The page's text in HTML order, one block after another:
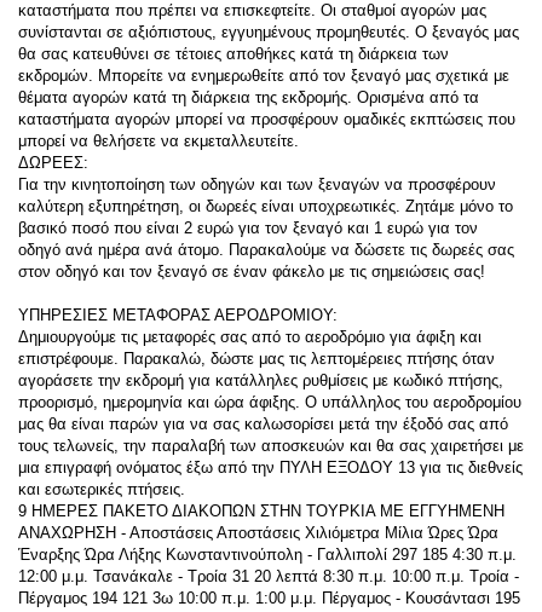
καταστήματα που πρέπει να επισκεφτείτε. Οι σταθμοί αγορών μας
συνίστανται σε αξιόπιστους, εγγυημένους προμηθευτές. Ο ξεναγός μας
θα σας κατευθύνει σε τέτοιες αποθήκες κατά τη διάρκεια των
εκδρομών. Μπορείτε να ενημερωθείτε από τον ξεναγό μας σχετικά με
θέματα αγορών κατά τη διάρκεια της εκδρομής. Ορισμένα από τα
καταστήματα αγορών μπορεί να προσφέρουν ομαδικές εκπτώσεις που
μπορεί να θελήσετε να εκμεταλλευτείτε.
ΔΩΡΕΕΣ:
Για την κινητοποίηση των οδηγών και των ξεναγών να προσφέρουν
καλύτερη εξυπηρέτηση, οι δωρεές είναι υποχρεωτικές. Ζητάμε μόνο το
βασικό ποσό που είναι 2 ευρώ για τον ξεναγό και 1 ευρώ για τον
οδηγό ανά ημέρα ανά άτομο. Παρακαλούμε να δώσετε τις δωρεές σας
στον οδηγό και τον ξεναγό σε έναν φάκελο με τις σημειώσεις σας!
ΥΠΗΡΕΣΙΕΣ ΜΕΤΑΦΟΡΑΣ ΑΕΡΟΔΡΟΜΙΟΥ:
Δημιουργούμε τις μεταφορές σας από το αεροδρόμιο για άφιξη και
επιστρέφουμε. Παρακαλώ, δώστε μας τις λεπτομέρειες πτήσης όταν
αγοράσετε την εκδρομή για κατάλληλες ρυθμίσεις με κωδικό πτήσης,
προορισμό, ημερομηνία και ώρα άφιξης. Ο υπάλληλος του αεροδρομίου
μας θα είναι παρών για να σας καλωσορίσει μετά την έξοδό σας από
τους τελωνείς, την παραλαβή των αποσκευών και θα σας χαιρετήσει με
μια επιγραφή ονόματος έξω από την ΠΥΛΗ ΕΞΟΔΟΥ 13 για τις διεθνείς
και εσωτερικές πτήσεις.
9 ΗΜΕΡΕΣ ΠΑΚΕΤΟ ΔΙΑΚΟΠΩΝ ΣΤΗΝ ΤΟΥΡΚΙΑ ΜΕ ΕΓΓΥΗΜΕΝΗ
ΑΝΑΧΩΡΗΣΗ - Αποστάσεις Αποστάσεις Χιλιόμετρα Μίλια Ώρες Ώρα
Έναρξης Ώρα Λήξης Κωνσταντινούπολη - Γαλλιπολί 297 185 4:30 π.μ.
12:00 μ.μ. Τσανάκαλε - Τροία 31 20 λεπτά 8:30 π.μ. 10:00 π.μ. Τροία -
Πέργαμος 194 121 3ω 10:00 π.μ. 1:00 μ.μ. Πέργαμος - Κουσάντασι 195